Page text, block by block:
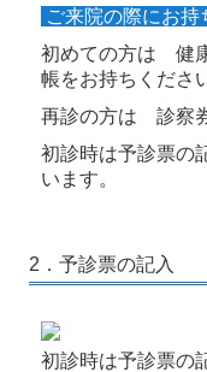
ご来院の際にお持
初めての方は 健
帳をお持ちくださ
再診の方は 診察
初診時は予診票の
います。
2．予診票の記入
初診時は予診票の